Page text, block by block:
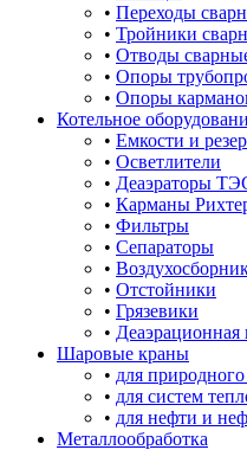
• Переходы
• Тройники
• Отводы
• Опоры
• Опоры
Котельное
• Емкости и
• Осветлители
• Деаэраторы
• Карманы
• Фильтры
• Сепараторы
•
• Отстойники
• Грязевики
• Деаэрационная
Шаровые краны
• для природного
• для систем
• для нефти и
Металлообработка